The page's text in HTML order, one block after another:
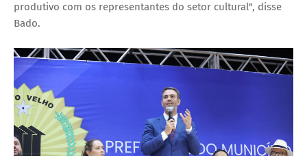
produtivo com os representantes do setor cultural", disse
Bado.